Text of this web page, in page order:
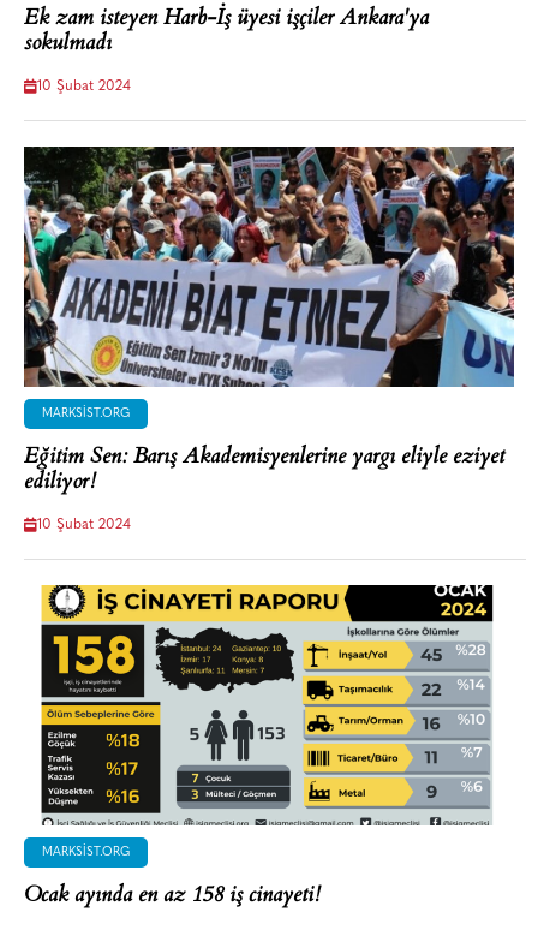
Ek zam isteyen Harb-İş üyesi işçiler Ankara'ya
sokulmadı
10 Şubat 2024
MARKSIST.ORG
Eğitim Sen: Barış Akademisyenlerine yargı eliyle eziyet
ediliyor!
10 Şubat 2024
MARKSIST.ORG
Ocak ayında en az 158 iş cinayeti!